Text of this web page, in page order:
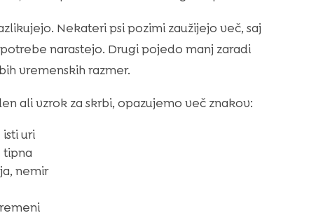
Nekateri psi pozimi zaužijejo več, saj
narastejo. Drugi pojedo manj zaradi
vremenskih razmer.
ali vzrok za skrbi, opazujemo več znakov:
uri
tipna
nemir